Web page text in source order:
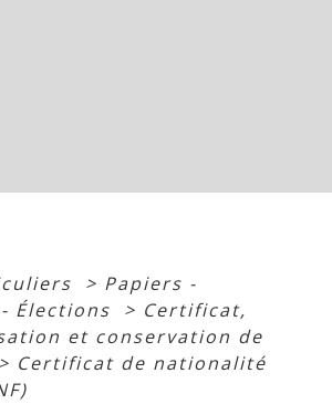
> Papiers -
Élections
> Certificat,
et conservation de
> Certificat de nationalité